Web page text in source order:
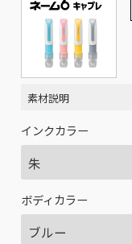
素材説明
インクカラー
ボディカラー